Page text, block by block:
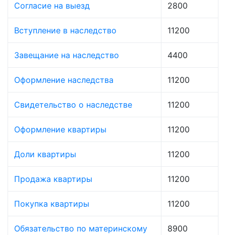
Согласие на выезд 2800
Вступление в наследство 11200
Завещание на наследство 4400
Оформление наследства 11200
Свидетельство о наследстве 11200
Оформление квартиры 11200
Доли квартиры 11200
Продажа квартиры 11200
Покупка квартиры 11200
Обязательство по материнскому
8900